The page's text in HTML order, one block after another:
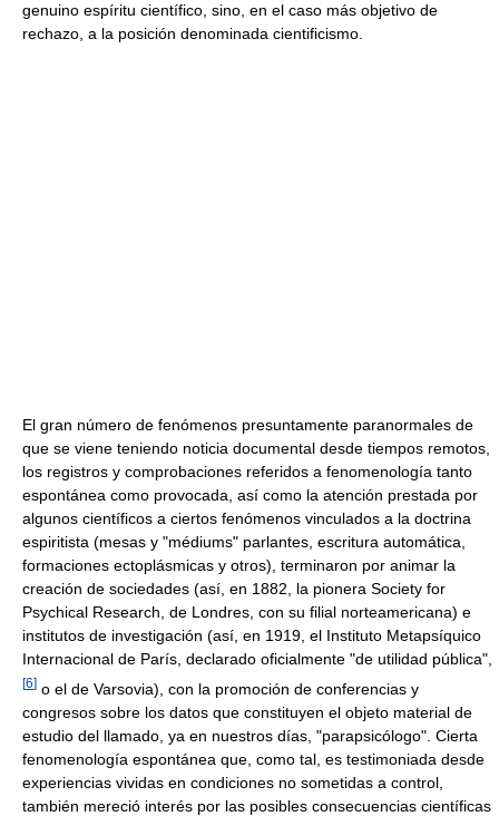
genuino espíritu científico, sino, en el caso más objetivo de
rechazo, a la posición denominada cientificismo.
El gran número de fenómenos presuntamente paranormales de
que se viene teniendo noticia documental desde tiempos remotos,
los registros y comprobaciones referidos a fenomenología tanto
espontánea como provocada, así como la atención prestada por
algunos científicos a ciertos fenómenos vinculados a la doctrina
espiritista (mesas y "médiums" parlantes, escritura automática,
formaciones ectoplásmicas y otros), terminaron por animar la
creación de sociedades (así, en 1882, la pionera Society for
Psychical Research, de Londres, con su filial norteamericana) e
institutos de investigación (así, en 1919, el Instituto Metapsíquico
Internacional de París, declarado oficialmente "de utilidad pública",
[6] o el de Varsovia), con la promoción de conferencias y
congresos sobre los datos que constituyen el objeto material de
estudio del llamado, ya en nuestros días, "parapsicólogo". Cierta
fenomenología espontánea que, como tal, es testimoniada desde
experiencias vividas en condiciones no sometidas a control,
también mereció interés por las posibles consecuencias científicas